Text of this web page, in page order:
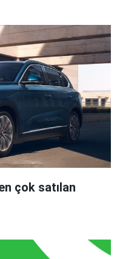
çok satılan